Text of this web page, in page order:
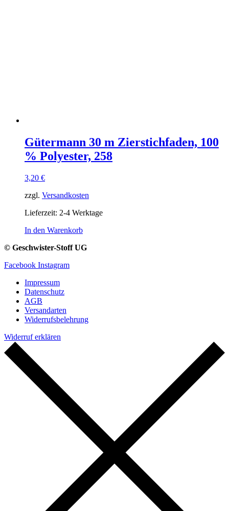
Gütermann 30 m Zierstichfaden, 100
% Polyester, 258
3,20 €
zzgl. Versandkosten
Lieferzeit: 2-4 Werktage
In den Warenkorb
© Geschwister-Stoff UG
Facebook Instagram
Impressum
Datenschutz
AGB
Versandarten
Widerrufsbelehrung
Widerruf erklären